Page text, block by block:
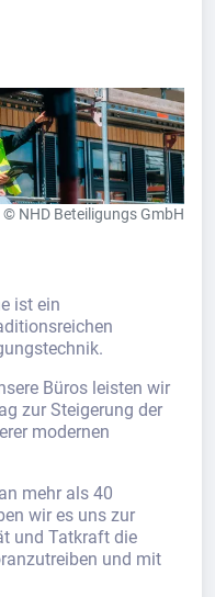
© NHD Beteiligungs GmbH
ist ein
Büros leisten wir
zur Steigerung der
modernen
mehr als 40
wir es uns zur
und Tatkraft die
und mit